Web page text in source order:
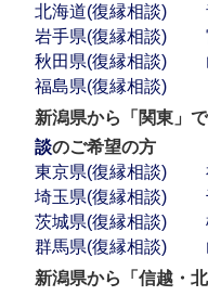
北海道(復縁相談)
岩手県(復縁相談)
秋田県(復縁相談)
福島県(復縁相談)
新潟県から「関東」
談のご希望の方
東京県(復縁相談)
埼玉県(復縁相談)
茨城県(復縁相談)
群馬県(復縁相談)
新潟県から「信越・